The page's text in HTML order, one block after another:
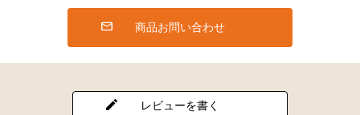
商品お問い合わせ
レビューを書く